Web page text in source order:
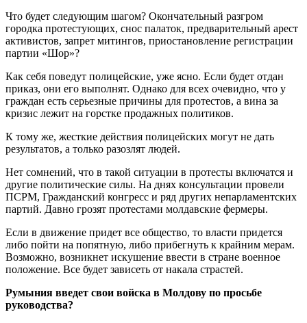
Что будет следующим шагом? Окончательный разгром
городка протестующих, снос палаток, предварительный арест
активистов, запрет митингов, приостановление регистрации
партии «Шор»?
Как себя поведут полицейские, уже ясно. Если будет отдан
приказ, они его выполнят. Однако для всех очевидно, что у
граждан есть серьезные причины для протестов, а вина за
кризис лежит на горстке продажных политиков.
К тому же, жесткие действия полицейских могут не дать
результатов, а только разозлят людей.
Нет сомнений, что в такой ситуации в протесты включатся и
другие политические силы. На днях консультации провели
ПСРМ, Гражданский конгресс и ряд других непарламентских
партий. Давно грозят протестами молдавские фермеры.
Если в движение придет все общество, то власти придется
либо пойти на попятную, либо прибегнуть к крайним мерам.
Возможно, возникнет искушение ввести в стране военное
положение. Все будет зависеть от накала страстей.
Румыния введет свои войска в Молдову по просьбе
руководства?